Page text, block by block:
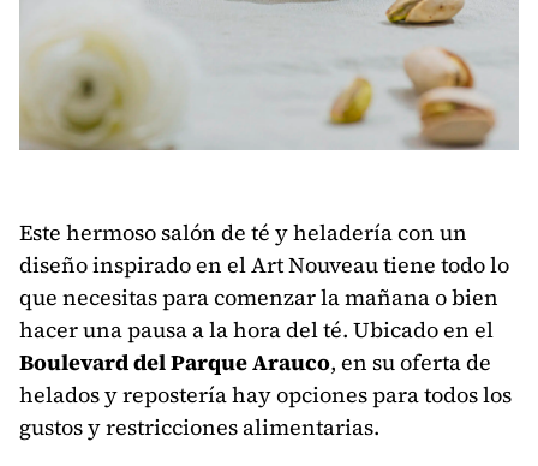
Este hermoso salón de té y heladería con un
diseño inspirado en el Art Nouveau tiene todo lo
que necesitas para comenzar la mañana o bien
hacer una pausa a la hora del té. Ubicado en el
Boulevard del Parque Arauco, en su oferta de
helados y repostería hay opciones para todos los
gustos y restricciones alimentarias.